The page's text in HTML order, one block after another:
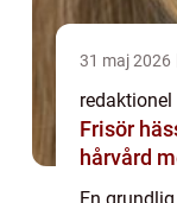
31 maj 2026
redaktionel
Frisör
hårvård